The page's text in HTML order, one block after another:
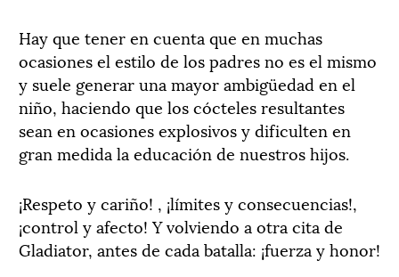
Hay que tener en cuenta que en muchas
ocasiones el estilo de los padres no es el mismo
y suele generar una mayor ambigüedad en el
niño, haciendo que los cócteles resultantes
sean en ocasiones explosivos y dificulten en
gran medida la educación de nuestros hijos.
¡Respeto y cariño! , ¡límites y consecuencias!,
¡control y afecto! Y volviendo a otra cita de
Gladiator, antes de cada batalla: ¡fuerza y honor!